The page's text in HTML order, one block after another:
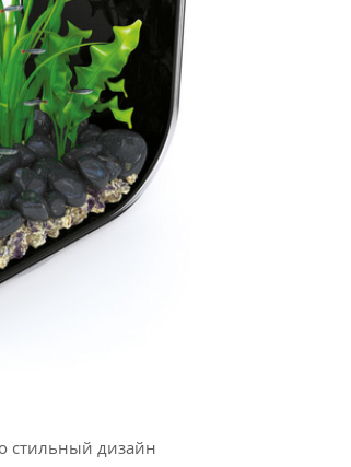
стильный дизайн